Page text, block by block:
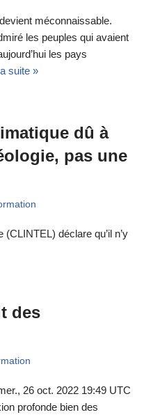
méconnaissable.
les peuples qui avaient
les pays
suite »
dû à
pas une
déclare qu’il n’y
des
26 oct. 2022 19:49 UTC
profonde bien des